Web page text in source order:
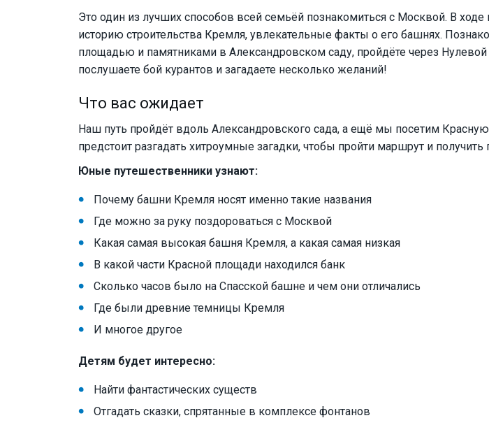
Это один из лучших способов всей семьёй познакомиться с Москвой. В ходе
историю строительства Кремля, увлекательные факты о его башнях.
площадью и памятниками в Александровском саду, пройдёте через
послушаете бой курантов и загадаете несколько желаний!
Что вас ожидает
Наш путь пройдёт вдоль Александровского сада, а ещё мы посетим
предстоит разгадать хитроумные загадки, чтобы пройти маршрут и получить
Юные путешественники узнают:
Почему башни Кремля носят именно такие названия
Где можно за руку поздороваться с Москвой
Какая самая высокая башня Кремля, а какая самая низкая
В какой части Красной площади находился банк
Сколько часов было на Спасской башне и чем они отличались
Где были древние темницы Кремля
И многое другое
Детям будет интересно:
Найти фантастических существ
Отгадать сказки, спрятанные в комплексе фонтанов